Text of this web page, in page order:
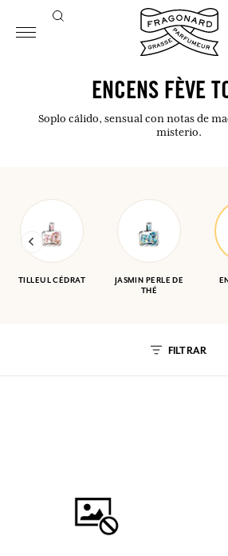
ENCENS FÈVE
Soplo cálido, sensual con notas de
misterio.
TILLEUL CÉDRAT
JASMIN PERLE DE
THÉ
FILTRAR